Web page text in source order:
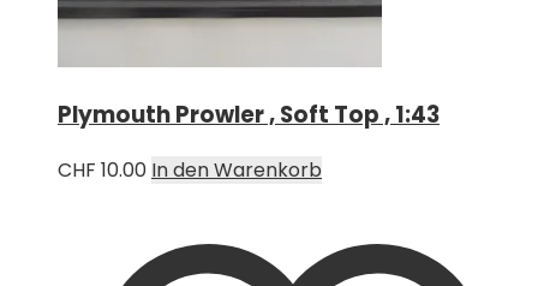
Plymouth Prowler , Soft Top , 1:43
CHF 10.00 In den Warenkorb